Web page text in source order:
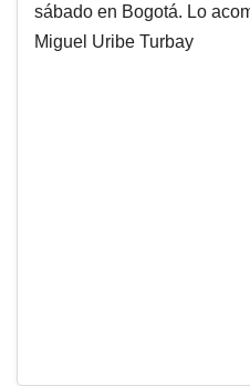
sábado en Bogotá. Lo
Miguel Uribe Turbay